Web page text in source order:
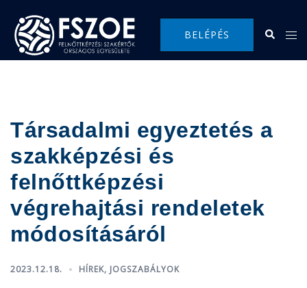
content
BELÉPÉS Search
Társadalmi egyeztetés a
szakképzési és
felnőttképzési
végrehajtási rendeletek
módosításáról
2023.12.18. HÍREK, JOGSZABÁLYOK